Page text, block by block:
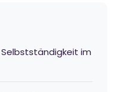
im